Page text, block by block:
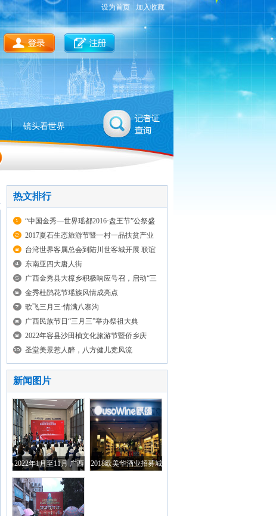
设为首页 加入收藏
镜头看世界
热文排行
“中国金秀—世界瑶都2016·盘王节”公祭盛
典拉开帷幕
2017夏石生态旅游节暨一村一品扶贫产业
展销会
台湾世界客属总会到陆川世客城开展 联谊
与文化交流活动
东南亚四大唐人街
广西金秀县大樟乡积极响应号召，启动“三
清三拆”整治工
金秀杜鹃花节瑶族风情成亮点
歌飞三月三·情满八寨沟
广西民族节日“三月三”举办祭祖大典
2022年容县沙田柚文化旅游节暨侨乡庆
祝“中国农民丰收节”开幕
圣堂美景惹人醉，八方健儿竞风流
新闻图片
2022年1月至11月 广西
与RCEP成员国进出口
总额达2819.2亿元
2018欧美华酒业招募城